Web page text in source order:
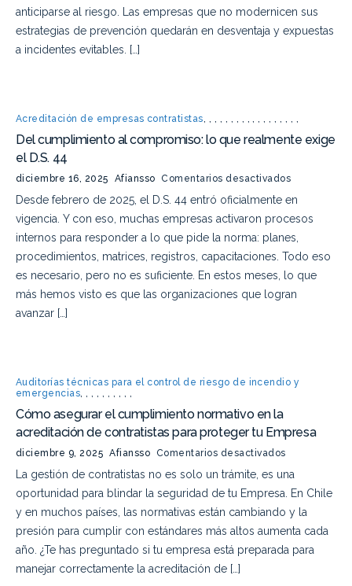
anticiparse al riesgo. Las empresas que no modernicen sus
estrategias de prevención quedarán en desventaja y expuestas
a incidentes evitables. […]
Acreditación de empresas contratistas
Del cumplimiento al compromiso: lo que realmente exige
el D.S. 44
diciembre 16, 2025 Afiansso Comentarios desactivados
Desde febrero de 2025, el D.S. 44 entró oficialmente en
vigencia. Y con eso, muchas empresas activaron procesos
internos para responder a lo que pide la norma: planes,
procedimientos, matrices, registros, capacitaciones. Todo eso
es necesario, pero no es suficiente. En estos meses, lo que
más hemos visto es que las organizaciones que logran
avanzar […]
Auditorías técnicas para el control de riesgo de incendio y
emergencias
Cómo asegurar el cumplimiento normativo en la
acreditación de contratistas para proteger tu Empresa
diciembre 9, 2025 Afiansso Comentarios desactivados
La gestión de contratistas no es solo un trámite, es una
oportunidad para blindar la seguridad de tu Empresa. En Chile
y en muchos países, las normativas están cambiando y la
presión para cumplir con estándares más altos aumenta cada
año. ¿Te has preguntado si tu empresa está preparada para
manejar correctamente la acreditación de […]